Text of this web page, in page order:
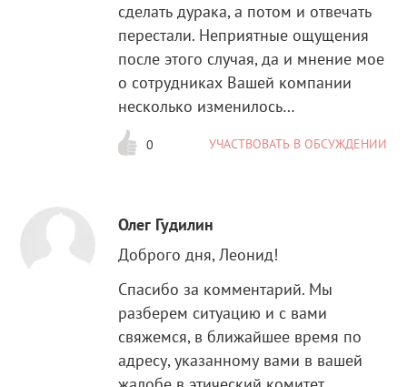
сделать дурака, а потом и отвечать
перестали. Неприятные ощущения
после этого случая, да и мнение мое
о сотрудниках Вашей компании
несколько изменилось…
0 УЧАСТВОВАТЬ В ОБСУЖДЕНИИ
Олег Гудилин
Доброго дня, Леонид!
Спасибо за комментарий. Мы
разберем ситуацию и с вами
свяжемся, в ближайшее время по
адресу, указанному вами в вашей